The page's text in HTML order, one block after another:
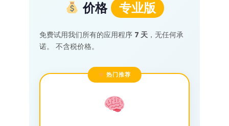
价格 专业版
免费试用我们所有的应用程序 7 天，无任何承
诺。 不含税价格。
热门推荐